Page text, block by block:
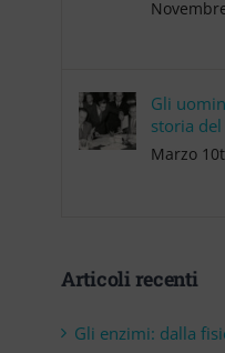
Gli
storia
Marzo
Articoli recenti
Gli enzimi: dalla